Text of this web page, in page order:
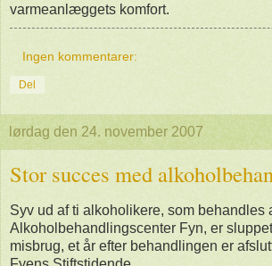
varmeanlæggets komfort.
Ingen kommentarer:
Del
lørdag den 24. november 2007
Stor succes med
Syv ud af ti alkoholikere, som behandles
Alkoholbehandlingscenter Fyn, er
misbrug, et år efter behandlingen er